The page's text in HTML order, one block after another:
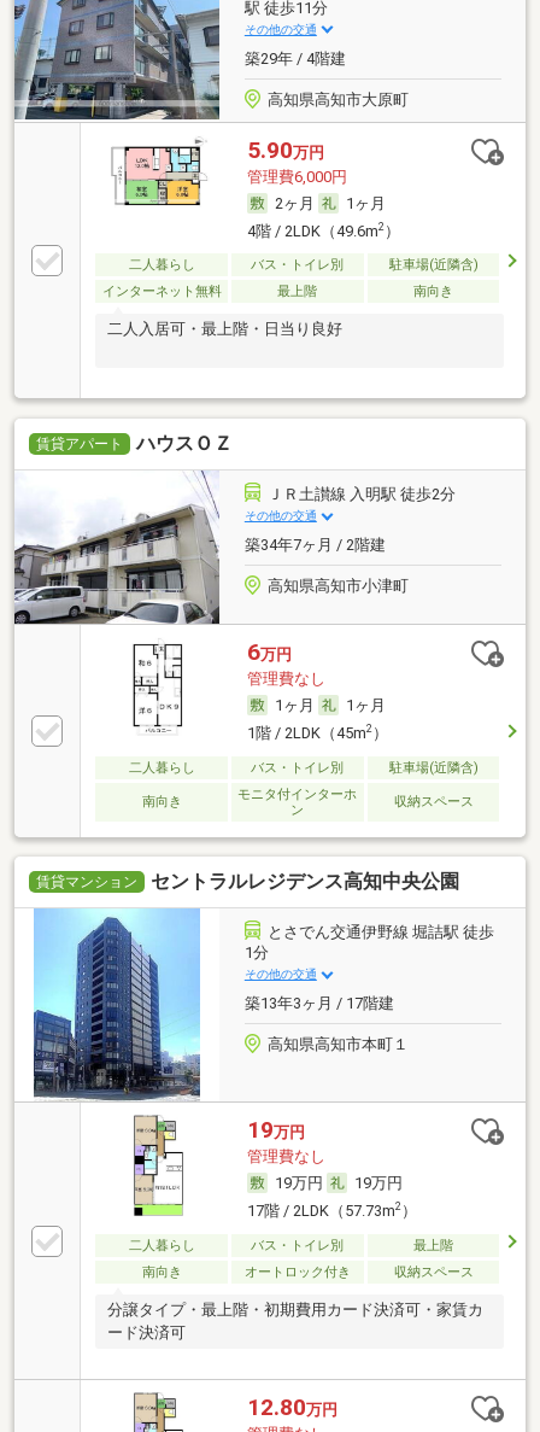
駅 徒歩11分
その他の交通
築29年 / 4階建
高知県高知市大原町
5.90万円
管理費6,000円
2ヶ月
1ヶ月
4階 / 2LDK（49.6m2）
二人暮らし バス・トイレ別
駐車場(近隣含)
インターネット無料
最上階 南向き
二人入居可・最上階・日当り良好
賃貸アパート ハウスＯＺ
ＪＲ土讃線 入明駅 徒歩2分
その他の交通
築34年7ヶ月 / 2階建
高知県高知市小津町
6万円
管理費なし
1ヶ月
1ヶ月
1階 / 2LDK（45m2）
二人暮らし バス・トイレ別 駐車場(近隣含)
南向き
モニタ付インターホ
ン
収納スペース
賃貸マンション セントラルレジデンス高知中央公園
とさでん交通伊野線 堀詰駅 徒歩
1分
その他の交通
築13年3ヶ月 / 17階建
高知県高知市本町１
19万円
管理費なし
19万円
19万円
17階 / 2LDK（57.73m2）
二人暮らし バス・トイレ別
最上階
南向き
オートロック付き 収納スペース
分譲タイプ・最上階・初期費用カード決済可・家賃カ
ード決済可
12.80万円